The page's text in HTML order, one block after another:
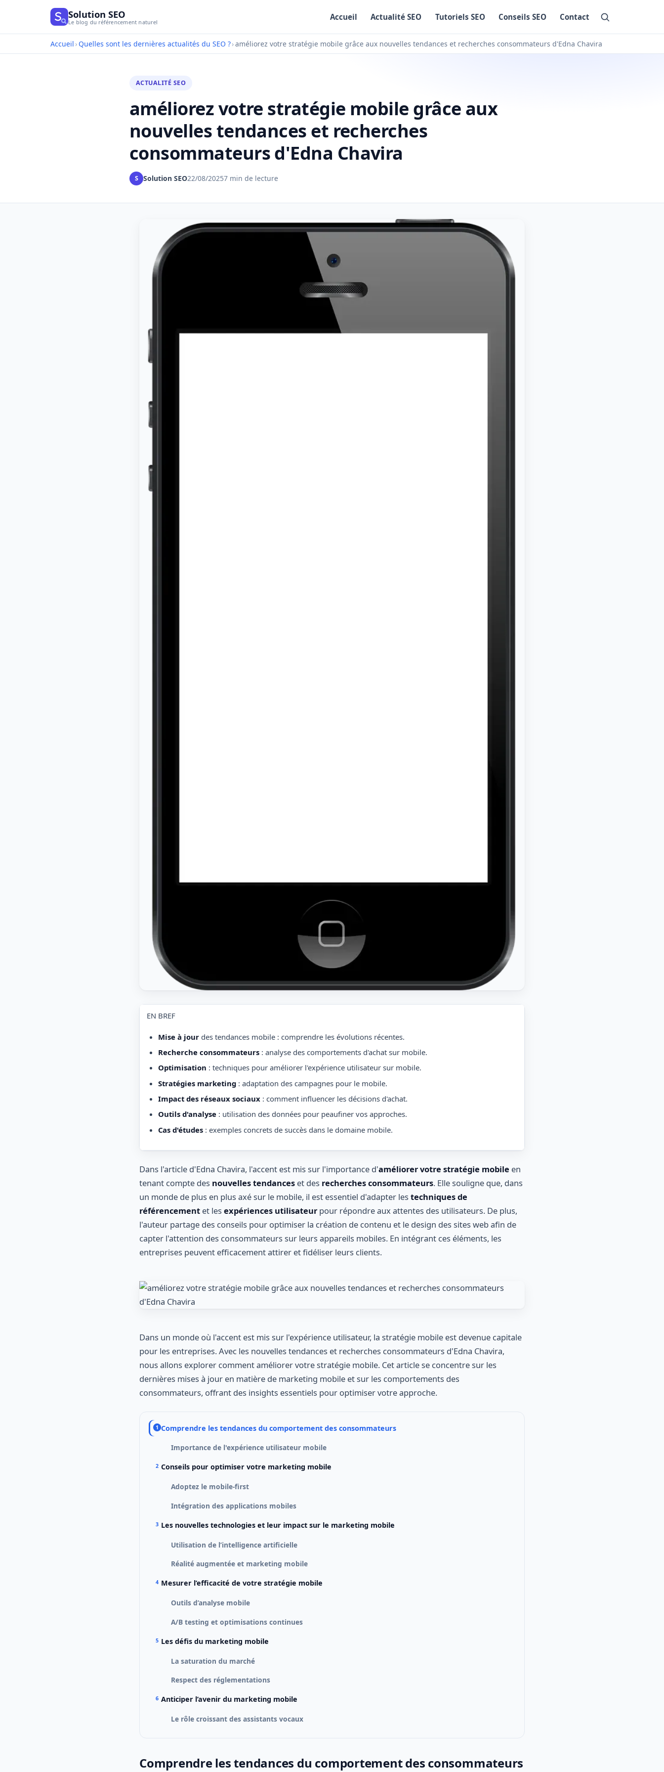
Solution SEO
Le blog du référencement naturel
Accueil Actualité SEO Tutoriels SEO Conseils SEO Contact
Accueil › Quelles sont les dernières actualités du SEO ?›améliorez votre stratégie mobile grâce aux nouvelles tendances et recherches consommateurs d'Edna Chavira
ACTUALITÉ SEO
améliorez votre stratégie mobile grâce aux
nouvelles tendances et recherches
consommateurs d'Edna Chavira
S Solution SEO22/08/20257 min de lecture
EN BREF
Mise à jourdes tendances mobile : comprendre les évolutions récentes.
Recherche consommateurs: analyse des comportements d'achat sur mobile.
Optimisation : techniques pour améliorer l'expérience utilisateur sur mobile.
Stratégies marketing: adaptation des campagnes pour le mobile.
Impact des réseaux sociaux: comment influencer les décisions d'achat.
Outils d'analyse: utilisation des données pour peaufiner vos approches.
Cas d'études: exemples concrets de succès dans le domaine mobile.
Dans l'article d'Edna Chavira, l'accent est mis sur l'importance d'améliorer votre stratégie mobile en
tenant compte des nouvelles tendances et des recherches consommateurs. Elle souligne que, dans
un monde de plus en plus axé sur le mobile, il est essentiel d'adapter les techniques de
référencement et les expériences utilisateur pour répondre aux attentes des utilisateurs. De plus,
l'auteur partage des conseils pour optimiser la création de contenu et le design des sites web afin de
capter l'attention des consommateurs sur leurs appareils mobiles. En intégrant ces éléments, les
entreprises peuvent efficacement attirer et fidéliser leurs clients.
Dans un monde où l'accent est mis sur l'expérience utilisateur, la stratégie mobile est devenue capitale
pour les entreprises. Avec les nouvelles tendances et recherches consommateurs d'Edna Chavira,
nous allons explorer comment améliorer votre stratégie mobile. Cet article se concentre sur les
dernières mises à jour en matière de marketing mobile et sur les comportements des
consommateurs, offrant des insights essentiels pour optimiser votre approche.
Comprendre les tendances du comportement des consommateurs
Importance de l'expérience utilisateur mobile
Conseils pour optimiser votre marketing mobile
Adoptez le mobile-first
Intégration des applications mobiles
Les nouvelles technologies et leur impact sur le marketing mobile
Utilisation de l’intelligence artificielle
Réalité augmentée et marketing mobile
Mesurer l’efficacité de votre stratégie mobile
Outils d’analyse mobile
A/B testing et optimisations continues
Les défis du marketing mobile
La saturation du marché
Respect des réglementations
Anticiper l’avenir du marketing mobile
Le rôle croissant des assistants vocaux
Comprendre les tendances du comportement des consommateurs